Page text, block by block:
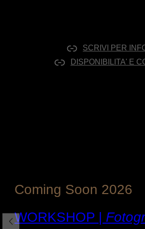
SCRIVI PER
DISPONIBILITA' E
Coming Soon 2026
WORKSHOP |